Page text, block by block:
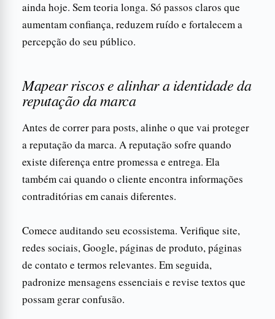
ainda hoje. Sem teoria longa. Só passos claros que
aumentam confiança, reduzem ruído e fortalecem a
percepção do seu público.
Mapear riscos e alinhar a identidade da
reputação da marca
Antes de correr para posts, alinhe o que vai proteger
a reputação da marca. A reputação sofre quando
existe diferença entre promessa e entrega. Ela
também cai quando o cliente encontra informações
contraditórias em canais diferentes.
Comece auditando seu ecossistema. Verifique site,
redes sociais, Google, páginas de produto, páginas
de contato e termos relevantes. Em seguida,
padronize mensagens essenciais e revise textos que
possam gerar confusão.